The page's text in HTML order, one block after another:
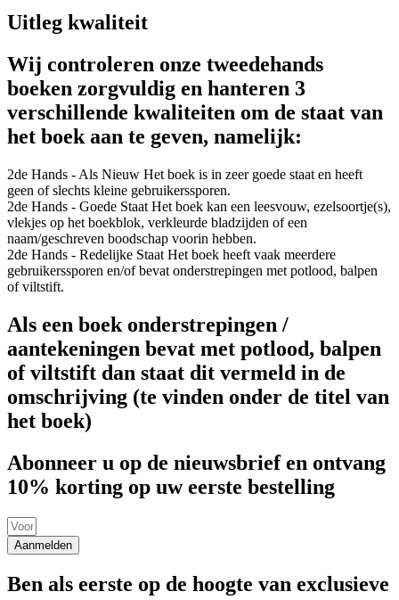
Uitleg kwaliteit
Wij controleren onze tweedehands
boeken zorgvuldig en hanteren 3
verschillende kwaliteiten om de staat van
het boek aan te geven, namelijk:
2de Hands - Als Nieuw Het boek is in zeer goede staat en heeft
geen of slechts kleine gebruikerssporen.
2de Hands - Goede Staat Het boek kan een leesvouw, ezelsoortje(s),
vlekjes op het boekblok, verkleurde bladzijden of een
naam/geschreven boodschap voorin hebben.
2de Hands - Redelijke Staat Het boek heeft vaak meerdere
gebruikerssporen en/of bevat onderstrepingen met potlood, balpen
of viltstift.
Als een boek onderstrepingen /
aantekeningen bevat met potlood, balpen
of viltstift dan staat dit vermeld in de
omschrijving (te vinden onder de titel van
het boek)
Abonneer u op de nieuwsbrief en ontvang
10% korting op uw eerste bestelling
Aanmelden
Ben als eerste op de hoogte van exclusieve